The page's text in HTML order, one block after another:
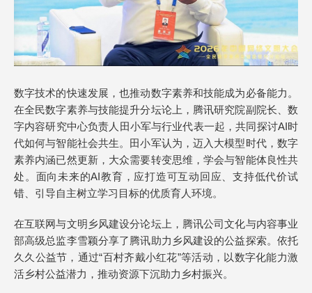
数字技术的快速发展，也推动数字素养和技能成为必备能力。
在全民数字素养与技能提升分坛论上，腾讯研究院副院长、数
字内容研究中心负责人田小军与行业代表一起，共同探讨AI时
代如何与智能社会共生。田小军认为，迈入大模型时代，数字
素养内涵已然更新，大众需要转变思维，学会与智能体良性共
处。面向未来的AI教育，应打造可互动回应、支持低代价试
错、引导自主树立学习目标的优质育人环境。
在互联网与文明乡风建设分论坛上，腾讯公司文化与内容事业
部高级总监李雪颖分享了腾讯助力乡风建设的公益探索。依托
久久公益节，通过“百村齐戴小红花”等活动，以数字化能力激
活乡村公益潜力，推动资源下沉助力乡村振兴。